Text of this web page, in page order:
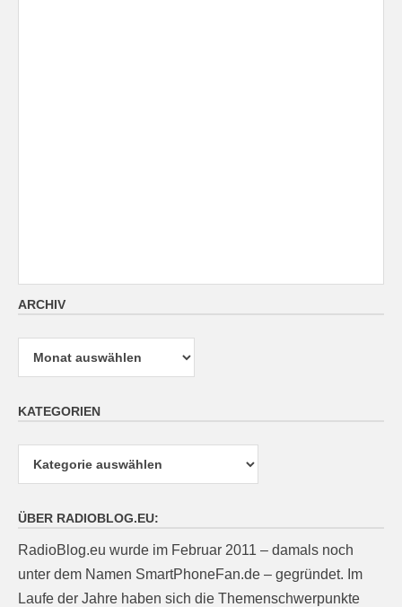
ARCHIV
Archiv
KATEGORIEN
ÜBER RADIOBLOG.EU:
RadioBlog.eu wurde im Februar 2011 – damals noch
unter dem Namen SmartPhoneFan.de – gegründet. Im
Laufe der Jahre haben sich die Themenschwerpunkte